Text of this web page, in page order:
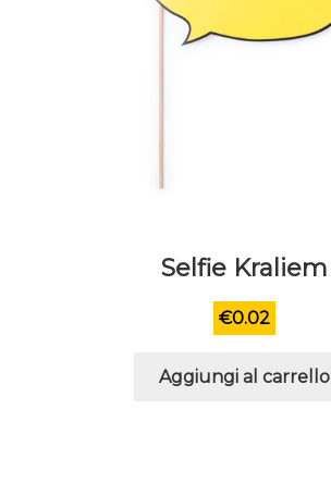
Selfie Kraliem
€0.02
Aggiungi al carrello